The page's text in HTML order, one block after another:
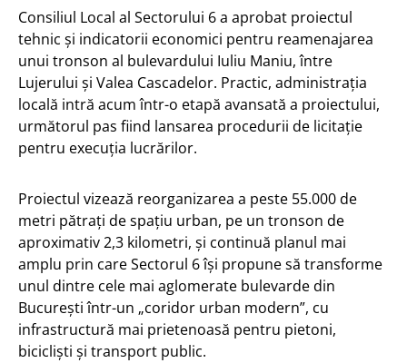
Consiliul Local al Sectorului 6 a aprobat proiectul
tehnic și indicatorii economici pentru reamenajarea
unui tronson al bulevardului Iuliu Maniu, între
Lujerului și Valea Cascadelor. Practic, administrația
locală intră acum într-o etapă avansată a proiectului,
următorul pas fiind lansarea procedurii de licitație
pentru execuția lucrărilor.
Proiectul vizează reorganizarea a peste 55.000 de
metri pătrați de spațiu urban, pe un tronson de
aproximativ 2,3 kilometri, și continuă planul mai
amplu prin care Sectorul 6 își propune să transforme
unul dintre cele mai aglomerate bulevarde din
București într-un „coridor urban modern”, cu
infrastructură mai prietenoasă pentru pietoni,
bicicliști și transport public.